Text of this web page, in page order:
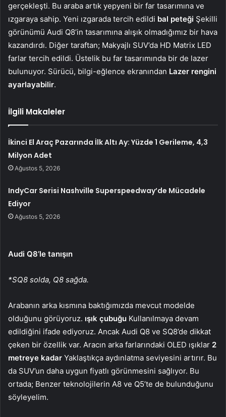
gerçekleşti. Bu araba artık yepyeni bir far tasarımına ve
ızgaraya sahip. Yeni ızgarada tercih edildi bal peteği Şekilli
görünümü Audi Q8’in tasarımına alışık olmadığımız bir hava
kazandırdı. Diğer taraftan; Makyajlı SUV’da HD Matrix LED
farlar tercih edildi. Üstelik bu far tasarımında bir de lazer
bulunuyor. Sürücü, bilgi-eğlence ekranından Lazer rengini
ayarlayabilir.
İlgili Makaleler
İkinci El Araç Pazarında İlk Altı Ay: Yüzde 1 Gerileme, 4,3
Milyon Adet
Ağustos 5, 2026
IndyCar Serisi Nashville Superspeedway’de Mücadele
Ediyor
Ağustos 5, 2026
Audi Q8’le tanışın
*SQ8 solda, Q8 sağda.
Arabanın arka kısmına baktığımızda mevcut modelde
olduğunu görüyoruz. ışık çubuğu Kullanılmaya devam
edildiğini ifade ediyoruz. Ancak Audi Q8 ve SQ8’de dikkat
çeken bir özellik var. Aracın arka farlarındaki OLED ışıklar 2
metreye kadar Yaklaştıkça aydınlatma seviyesini artırır. Bu
da SUV’un daha uygun fiyatlı görünmesini sağlıyor. Bu
ortada; Benzer teknolojilerin A8 ve Q5’te de bulunduğunu
söyleyelim.